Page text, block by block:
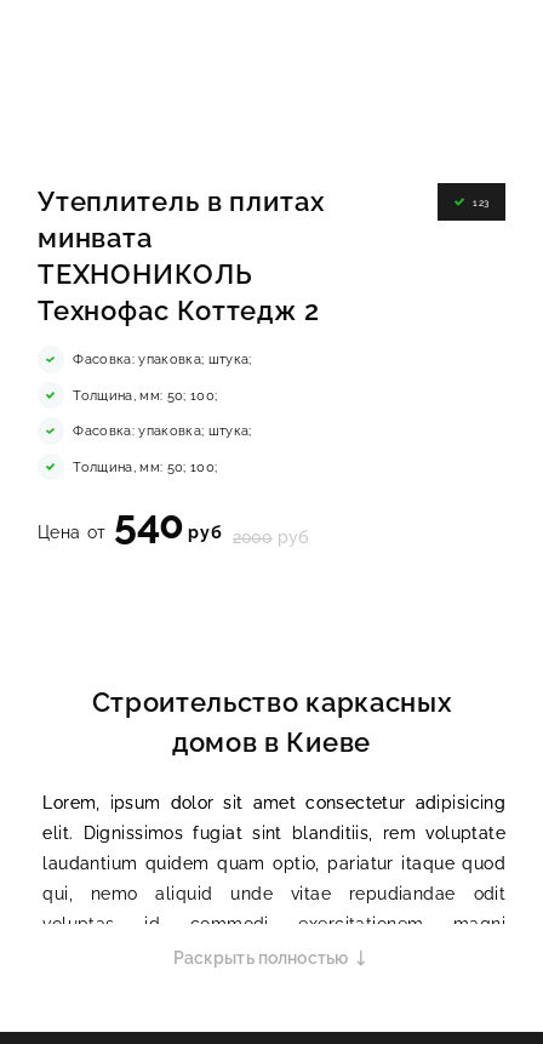
123
Утеплитель в плитах
минвата
ТЕХНОНИКОЛЬ
Технофас Коттедж 2
Фасовка: упаковка; штука;
Толщина, мм: 50; 100;
Фасовка: упаковка; штука;
Толщина, мм: 50; 100;
Цена от 540 руб 2000 руб
Строительство каркасных
домов в Киеве
Lorem, ipsum dolor sit amet consectetur adipisicing
elit. Dignissimos fugiat sint blanditiis, rem voluptate
laudantium quidem quam optio, pariatur itaque quod
qui, nemo aliquid unde vitae repudiandae odit
voluptas id commodi exercitationem magni
numquam? Mollitia asperiores illum ratione vero quo
Раскрыть полностью